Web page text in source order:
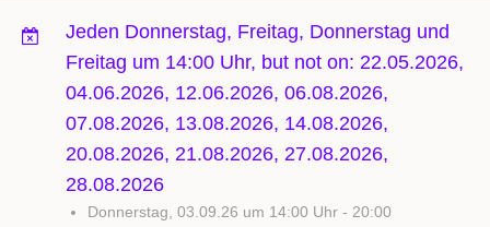
Jeden Donnerstag, Freitag, Donnerstag und
Freitag um 14:00 Uhr, but not on: 22.05.2026,
04.06.2026, 12.06.2026, 06.08.2026,
07.08.2026, 13.08.2026, 14.08.2026,
20.08.2026, 21.08.2026, 27.08.2026,
28.08.2026
Donnerstag, 03.09.26 um 14:00 Uhr - 20:00